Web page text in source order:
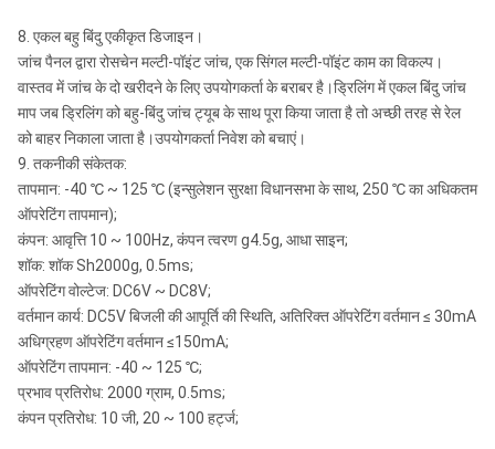
हाई-साइड टूल
फेस
0 ~ 360 ° ± 0.5 °
बोरहोल विचलन
.6 °
चुंबकीय उपकरण
चेहरा
0 ~ 360 ° ± 1 °
8. एकल बहु बिंदु एकीकृत डिजाइन।
जांच पैनल द्वारा रोसचेन मल्टी-पॉइंट जांच, एक सिंगल मल्टी-पॉइंट काम का विकल्प।
वास्तव में जांच के दो खरीदने के लिए उपयोगकर्ता के बराबर है।ड्रिलिंग में एकल बिंदु जांच
माप जब ड्रिलिंग को बहु-बिंदु जांच ट्यूब के साथ पूरा किया जाता है तो अच्छी तरह से रेल
को बाहर निकाला जाता है।उपयोगकर्ता निवेश को बचाएं।
9. तकनीकी संकेतक:
तापमान: -40 ℃ ~ 125 ℃ (इन्सुलेशन सुरक्षा विधानसभा के साथ, 250 ℃ का अधिकतम
ऑपरेटिंग तापमान);
कंपन: आवृत्ति 10 ~ 100Hz, कंपन त्वरण g4.5g, आधा साइन;
शॉक: शॉक Sh2000g, 0.5ms;
ऑपरेटिंग वोल्टेज: DC6V ~ DC8V;
वर्तमान कार्य: DC5V बिजली की आपूर्ति की स्थिति, अतिरिक्त ऑपरेटिंग वर्तमान ≤ 30mA
अधिग्रहण ऑपरेटिंग वर्तमान ≤150mA;
ऑपरेटिंग तापमान: -40 ~ 125 ℃;
प्रभाव प्रतिरोध: 2000 ग्राम, 0.5ms;
कंपन प्रतिरोध: 10 जी, 20 ~ 100 हर्ट्ज;